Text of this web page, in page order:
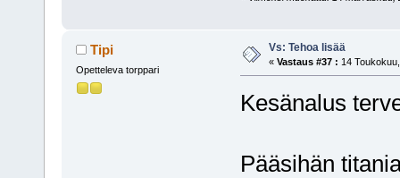
Tipi
Opetteleva torppari
Vs: Tehoa lisää
« Vastaus #37 : 14
Kesänalus
Pääsihän